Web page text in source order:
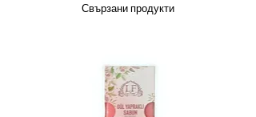
Свързани продукти